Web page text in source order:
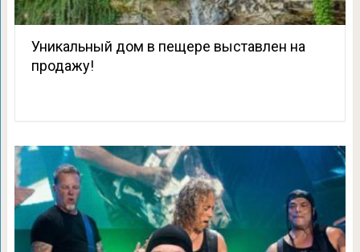
Уникальный дом в пещере выставлен на
продажу!